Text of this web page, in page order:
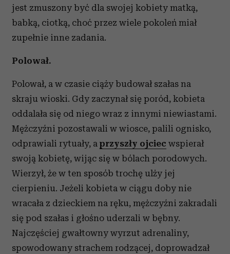
jest zmuszony być dla swojej kobiety matką,
babką, ciotką, choć przez wiele pokoleń miał
zupełnie inne zadania.
Polował.
Polował, a w czasie ciąży budował szałas na
skraju wioski. Gdy zaczynał się poród, kobieta
oddalała się od niego wraz z innymi niewiastami.
Mężczyźni pozostawali w wiosce, palili ognisko,
odprawiali rytuały, a przyszły ojciec wspierał
swoją kobietę, wijąc się w bólach porodowych.
Wierzył, że w ten sposób trochę ulży jej
cierpieniu. Jeżeli kobieta w ciągu doby nie
wracała z dzieckiem na ręku, mężczyźni zakradali
się pod szałas i głośno uderzali w bębny.
Najczęściej gwałtowny wyrzut adrenaliny,
spowodowany strachem rodzącej, doprowadzał